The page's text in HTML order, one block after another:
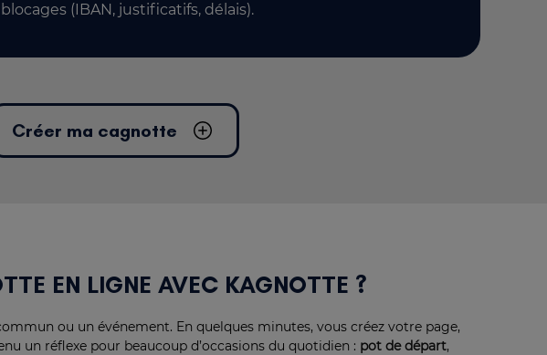
blocages (IBAN, justificatifs, délais).
Créer ma cagnotte
EN LIGNE AVEC KAGNOTTE ?
ou un événement. En quelques minutes, vous créez votre page,
un réflexe pour beaucoup d’occasions du quotidien : pot de départ,